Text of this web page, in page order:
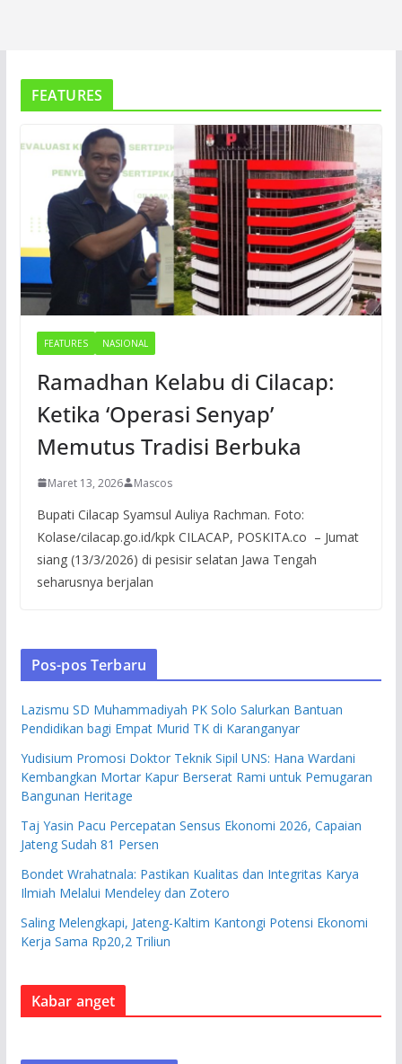
FEATURES
FEATURES NASIONAL
Ramadhan Kelabu di Cilacap:
Ketika ‘Operasi Senyap’
Memutus Tradisi Berbuka
Maret 13, 2026 Mascos
Bupati Cilacap Syamsul Auliya Rachman. Foto:
Kolase/cilacap.go.id/kpk CILACAP, POSKITA.co – Jumat
siang (13/3/2026) di pesisir selatan Jawa Tengah
seharusnya berjalan
Pos-pos Terbaru
Lazismu SD Muhammadiyah PK Solo Salurkan Bantuan
Pendidikan bagi Empat Murid TK di Karanganyar
Yudisium Promosi Doktor Teknik Sipil UNS: Hana Wardani
Kembangkan Mortar Kapur Berserat Rami untuk Pemugaran
Bangunan Heritage
Taj Yasin Pacu Percepatan Sensus Ekonomi 2026, Capaian
Jateng Sudah 81 Persen
Bondet Wrahatnala: Pastikan Kualitas dan Integritas Karya
Ilmiah Melalui Mendeley dan Zotero
Saling Melengkapi, Jateng-Kaltim Kantongi Potensi Ekonomi
Kerja Sama Rp20,2 Triliun
Kabar anget